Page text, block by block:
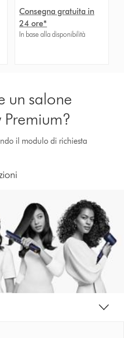
Consegna gratuita in
24 ore*
In base alla disponibilità
un salone
Premium?
il modulo di richiesta